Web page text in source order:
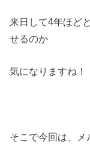
来日して4年ほど
せるのか
気になりますね！
そこで今回は、